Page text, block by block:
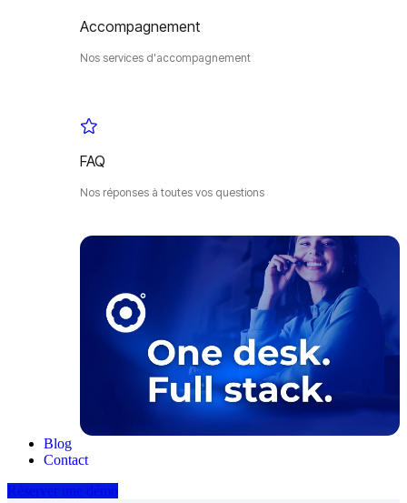
Accompagnement
Nos services d'accompagnement
FAQ
Nos réponses à toutes vos questions
Blog
Contact
Réserver une démo